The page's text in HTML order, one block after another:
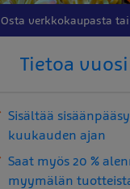
Osta verkkokaupasta
Tietoa
Sisältää
kuukauden ajan
Saat myös 20 %
myymälän